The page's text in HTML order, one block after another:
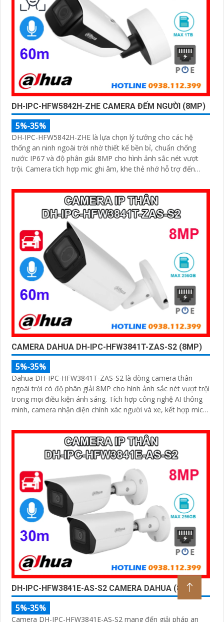
DH-IPC-HFW5842H-ZHE CAMERA ĐẾM NGƯỜI (8MP)
5%-35%
DH-IPC-HFW5842H-ZHE là lựa chọn lý tưởng cho các hệ
thống an ninh ngoài trời nhờ thiết kế bền bỉ, chuẩn chống
nước IP67 và độ phân giải 8MP cho hình ảnh sắc nét vượt
trội. Camera tích hợp mic ghi âm, khe thẻ nhớ hỗ trợ đến
dàng, tiết kiệm chi phí
CAMERA DAHUA DH-IPC-HFW3841T-ZAS-S2 (8MP)
5%-35%
Dahua DH-IPC-HFW3841T-ZAS-S2 là dòng camera thân
ngoài trời có độ phân giải 8MP cho hình ảnh sắc nét vượt trội
trong mọi điều kiện ánh sáng. Tích hợp công nghệ AI thông
minh, camera nhận diện chính xác người và xe, kết hợp micro
256GB mang đến giải pháp giám sát toàn diện và hiệu quả
DH-IPC-HFW3841E-AS-S2 CAMERA DAHUA (8MP)
5%-35%
Camera DH-IPC-HFW3841E-AS-S2 mang đến giải pháp an